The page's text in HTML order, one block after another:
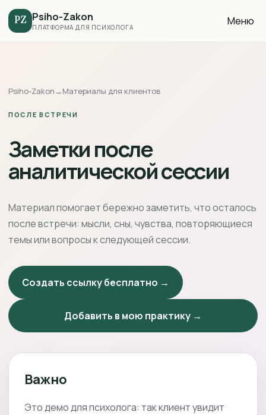
PZ Psiho-Zakon
ПЛАТФОРМА ДЛЯ ПСИХОЛОГА Меню
Psiho-Zakon→Материалы для клиентов
ПОСЛЕ ВСТРЕЧИ
Заметки после
аналитической сессии
Материал помогает бережно заметить, что осталось
после встречи: мысли, сны, чувства, повторяющиеся
темы или вопросы к следующей сессии.
Создать ссылку бесплатно →
Добавить в мою практику →
Важно
Это демо для психолога: так клиент увидит